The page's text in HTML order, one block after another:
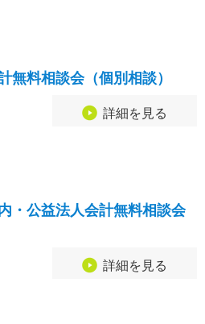
無料相談会（個別相談）
詳細を見る
・公益法人会計無料相談会
詳細を見る